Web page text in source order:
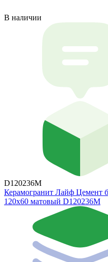
В наличии
D120236M
Керамогранит Лайф Цемент
120х60 матовый D120236M